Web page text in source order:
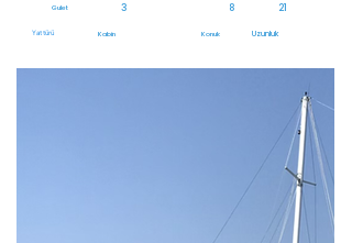
Gulet
Yat türü
3
Kabin
8 21
Konuk Uzunluk